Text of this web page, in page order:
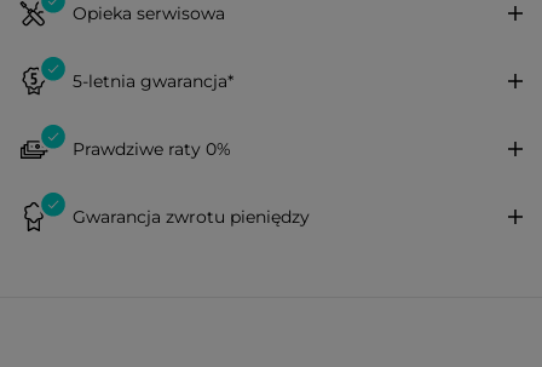
Opieka serwisowa
5-letnia gwarancja*
Prawdziwe raty 0%
Gwarancja zwrotu pieniędzy